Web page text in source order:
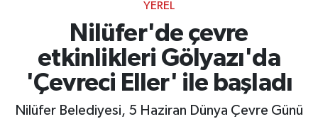
YEREL
Nilüfer'de çevre
etkinlikleri Gölyazı'da
'Çevreci Eller' ile başladı
Nilüfer Belediyesi, 5 Haziran Dünya Çevre Günü
GÜNDEM
RESMİ İLANLAR
KÖŞE YAZILARI
Bursa Trafik Yoğunluk Haritası
Süper Lig Puan Durumu ve Fikstür
Tüm Manşetler